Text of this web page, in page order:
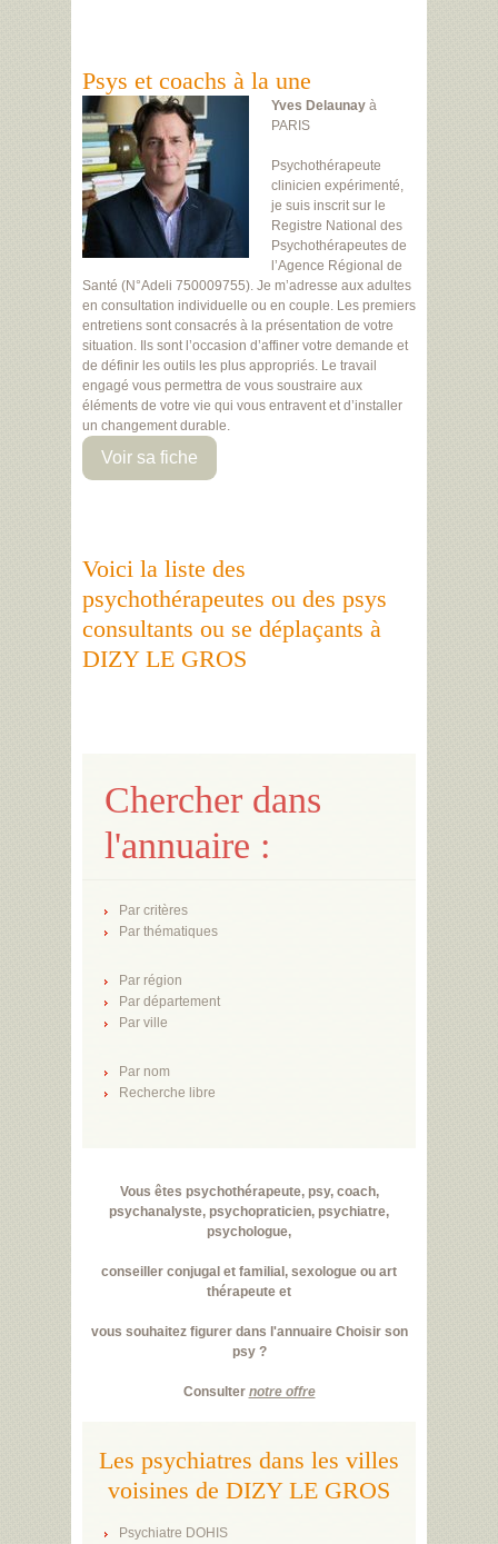
Psys et coachs à la une
Yves Delaunay à
PARIS
Psychothérapeute
clinicien expérimenté,
je suis inscrit sur le
Registre National des
Psychothérapeutes de
l’Agence Régional de
Santé (N°Adeli 750009755). Je m’adresse aux adultes
en consultation individuelle ou en couple. Les premiers
entretiens sont consacrés à la présentation de votre
situation. Ils sont l’occasion d’affiner votre demande et
de définir les outils les plus appropriés. Le travail
engagé vous permettra de vous soustraire aux
éléments de votre vie qui vous entravent et d’installer
un changement durable.
Voir sa fiche
Voici la liste des
psychothérapeutes ou des psys
consultants ou se déplaçants à
DIZY LE GROS
Chercher dans
l'annuaire :
Par critères
Par thématiques
Par région
Par département
Par ville
Par nom
Recherche libre
Vous êtes psychothérapeute, psy, coach,
psychanalyste, psychopraticien, psychiatre,
psychologue,
conseiller conjugal et familial, sexologue ou art
thérapeute et
vous souhaitez figurer dans l'annuaire Choisir son
psy ?
Consulter notre offre
Les psychiatres dans les villes
voisines de DIZY LE GROS
Psychiatre DOHIS